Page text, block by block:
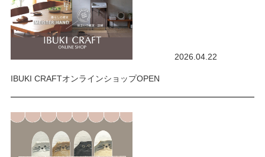
2026.04.22
IBUKI CRAFTオンラインショップOPEN